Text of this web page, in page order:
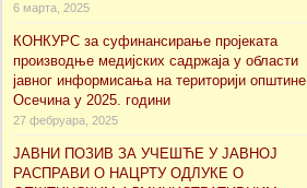
6 марта, 2025
КОНКУРС за суфинансирање проjеката
производње медијских садржаја у области
јавног информисања на територији општине
Осечина у 2025. години
27 фебруара, 2025
ЈАВНИ ПОЗИВ ЗА УЧЕШЋЕ У ЈАВНОЈ
РАСПРАВИ О НАЦРТУ ОДЛУКЕ О